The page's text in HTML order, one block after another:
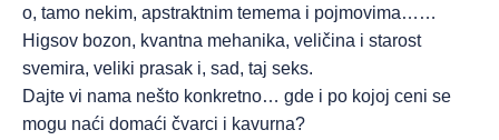
o, tamo nekim, apstraktnim temema i pojmovima……
Higsov bozon, kvantna mehanika, veličina i starost
svemira, veliki prasak i, sad, taj seks.
Dajte vi nama nešto konkretno… gde i po kojoj ceni se
mogu naći domaći čvarci i kavurna?